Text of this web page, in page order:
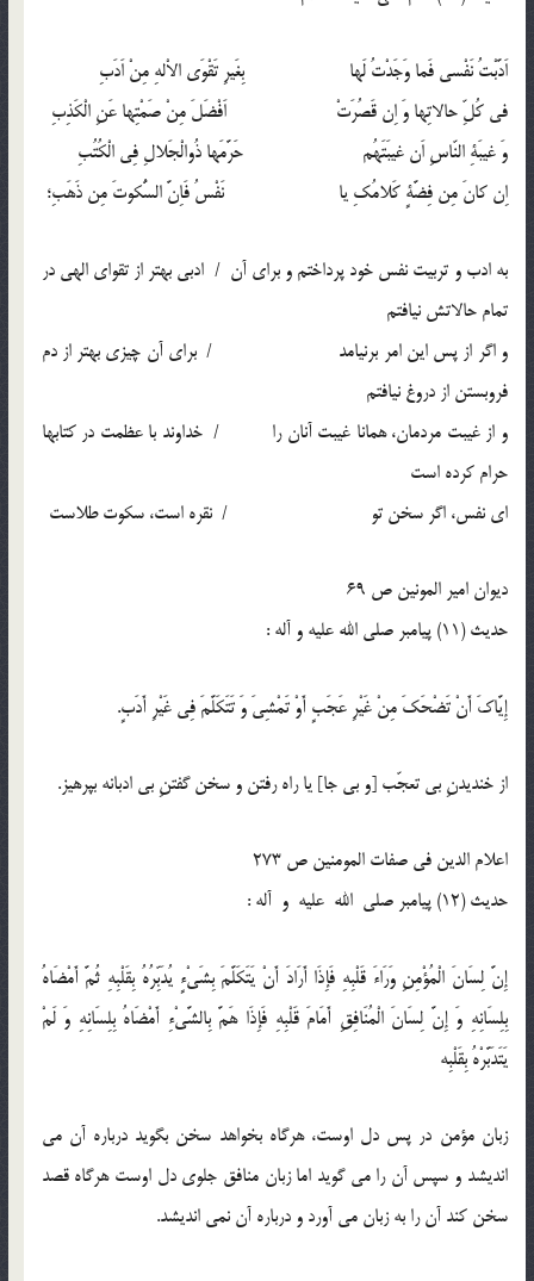
اَدَّبْتُ نَفْسى فَما وَجَدْتُ لَها بِغَيرِ تَقْوَى الاْلهِ مِنْ اَدَبِ
فى كُلِّ حالاتِها وَ اِن قَصُرَتْ اَفْضَلَ مِنْ صَمْتِها عَنِ الْكَذِبِ
وَ غيبَةِ النّاسِ اَن غيبَتَهُم حَرَّمَها ذُوالْجَلالِ فِى الْكُتُبِ
اِن كانَ مِن فِضَّةٍ كَلامُكِ يا نَفْسُ فَاِنَّ السُّكوتَ مِن ذَهَبِ؛
به ادب و تربيت نفس خود پرداختم و براى ‏آن / ادبى بهتر از تقواى الهى در
تمام حالاتش نيافتم
و اگر از پس اين امر برنيامد / براى آن چيزى بهتر از دم
فروبستن از دروغ نيافتم
و از غيبت مردمان، همانا غيبت آنان را / خداوند با عظمت در كتاب‏ها
حرام كرده است
اى نفس، اگر سخن تو / نقره است، سكوت طلاست
دیوان امیر المونین ص 69
حدیث (11) پيامبر صلى الله عليه و آله :
إِيَّاكَ أَنْ تَضْحَكَ مِنْ غَيْرِ عَجَبٍ أَوْ تَمْشِيَ وَ تَتَكَلَّمَ فِي غَيْرِ أَدَبٍ.
از خنديدنِ بى تعجّب [و بى جا] يا راه رفتن و سخن گفتنِ بى ادبانه بپرهيز.
اعلام الدین فی صفات المومنین ص 273
حدیث (12) پيامبر صلى الله عليه و آله :
إِنَّ لِسَانَ الْمُؤْمِنِ وَرَاءَ قَلْبِهِ فَإِذَا أَرَادَ أَنْ يَتَكَلَّمَ بِشَيْ‏ءٍ يُدَبِّرُهُ بِقَلْبِهِ ثُمَّ أَمْضَاهُ
بِلِسَانِهِ وَ إِنَّ لِسَانَ الْمُنَافِقِ أَمَامَ قَلْبِهِ فَإِذَا هَمَّ بِالشَّيْ‏ءِ أَمْضَاهُ بِلِسَانِهِ وَ لَمْ
يَتَدَبَّرْهُ بِقَلْبِه‏
زبان مؤمن در پس دل اوست، هرگاه بخواهد سخن بگويد درباره آن مى
انديشد و سپس آن را مى گويد اما زبان منافق جلوى دل اوست هرگاه قصد
سخن كند آن را به زبان مى آورد و درباره آن نمى انديشد.